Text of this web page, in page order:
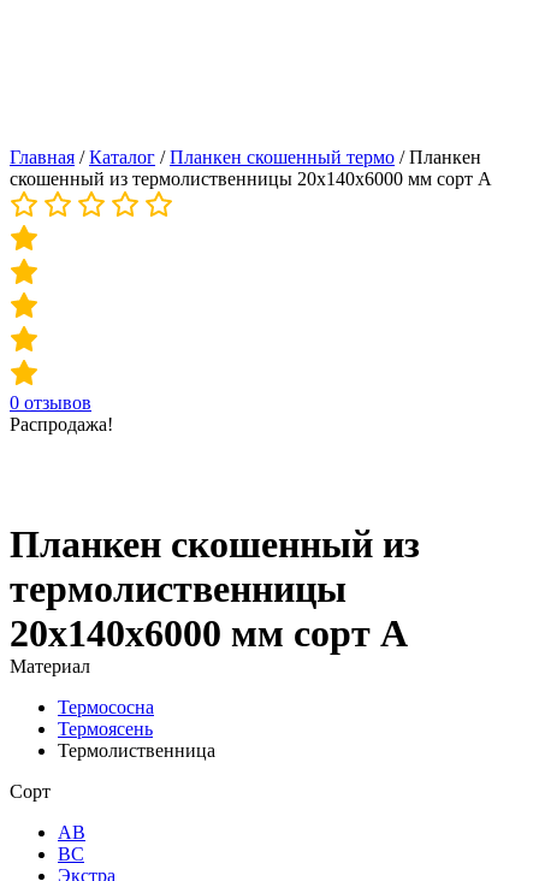
Главная /Каталог /Планкен скошенный термо /Планкен
скошенный из термолиственницы 20х140х6000 мм сорт А
0 отзывов
Распродажа!
Планкен скошенный из
термолиственницы
20х140х6000 мм сорт А
Материал
Термососна
Термоясень
Термолиственница
Сорт
АВ
ВС
Экстра